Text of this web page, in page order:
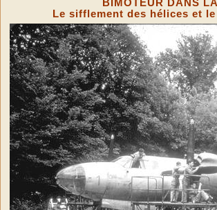
BIMOTEUR DANS
Le sifflement des hélices et